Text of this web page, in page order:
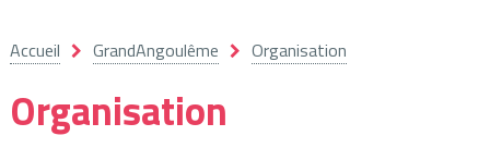
Accueil GrandAngoulême Organisation
Organisation